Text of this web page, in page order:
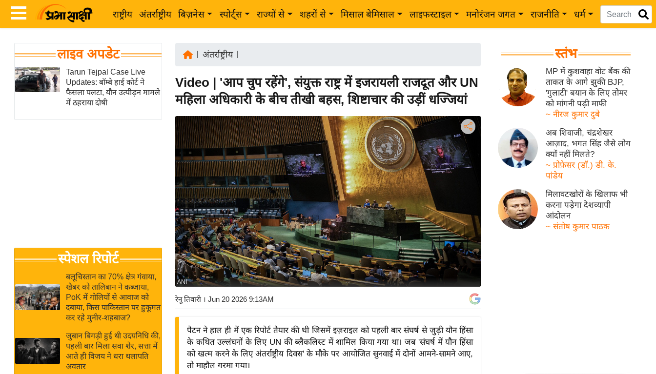
राष्ट्रीय अंतर्राष्ट्रीय बिज़नेस स्पोर्ट्स राज्यों से शहरों से मिसाल बेमिसाल लाइफस्टाइल मनोरंजन जगत राजनीति धर्म
Latest
News
in
Hindi
Hindi
ता
ख
ब
राष्ट्रीय
क्रिकेट
क्राइम
ई-पेपर
मिसाल बेमिसाल
शख्सियत
यंग इंडिया
साहित्य जगत
लाइव अपडेट
Tarun Tejpal Case Live
Updates: बॉम्बे हाई कोर्ट ने
फैसला पलटा, यौन उत्पीड़न मामले
में ठहराया दोषी
स्पेशल रिपोर्ट
बलूचिस्तान का 70% क्षेत्र गंवाया,
खैबर को तालिबान ने कब्जाया,
PoK में गोलियों से आवाज को
दबाया, किस पाकिस्तान पर हुकूमत
कर रहे मुनीर-शहबाज?
जुबान बिगड़ी हुई थी उदयनिधि की,
पहली बार मिला सवा शेर, सत्ता में
आते ही विजय ने धरा थलापति
अवतार
अंतर्राष्ट्रीय|
Video | 'आप चुप रहेंगे', संयुक्त राष्ट्र में इजरायली राजदूत और UN
महिला अधिकारी के बीच तीखी बहस, शिष्टाचार की उड़ीं धज्जियां
ANI
रेनू तिवारी । Jun 20 2026 9:13AM
पैटन ने हाल ही में एक रिपोर्ट तैयार की थी जिसमें इज़राइल को पहली बार संघर्ष से जुड़ी यौन हिंसा
के कथित उल्लंघनों के लिए UN की ब्लैकलिस्ट में शामिल किया गया था। जब 'संघर्ष में यौन हिंसा
को खत्म करने के लिए अंतर्राष्ट्रीय दिवस' के मौके पर आयोजित सुनवाई में दोनों आमने-सामने आए,
तो माहौल गरमा गया।
स्तंभ
MP में कुशवाहा वोट बैंक की
ताकत के आगे झुकी BJP,
'गुलाटी' बयान के लिए तोमर
को मांगनी पड़ी माफी
~ नीरज कुमार दुबे
अब शिवाजी, चंद्रशेखर
आज़ाद, भगत सिंह जैसे लोग
क्यों नहीं मिलते?
~ प्रोफ़ेसर (डॉ.) डी. के.
पांडेय
मिलावटखोरों के खिलाफ भी
करना पड़ेगा देशव्यापी
आंदोलन
~ संतोष कुमार पाठक